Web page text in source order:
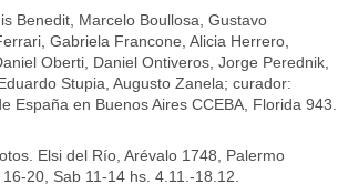
Benedit, Marcelo Boullosa, Gustavo
Gabriela Francone, Alicia Herrero,
Oberti, Daniel Ontiveros, Jorge Perednik,
Stupia, Augusto Zanela; curador:
España en Buenos Aires CCEBA, Florida 943.
Elsi del Río, Arévalo 1748, Palermo
20, Sab 11-14 hs. 4.11.-18.12.